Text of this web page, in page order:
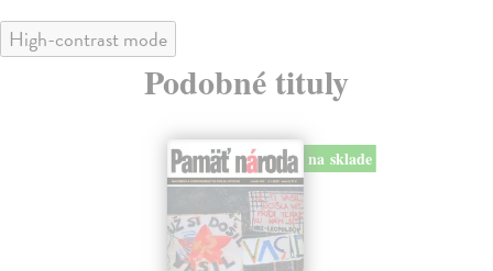
High-contrast mode
Podobné tituly
na sklade